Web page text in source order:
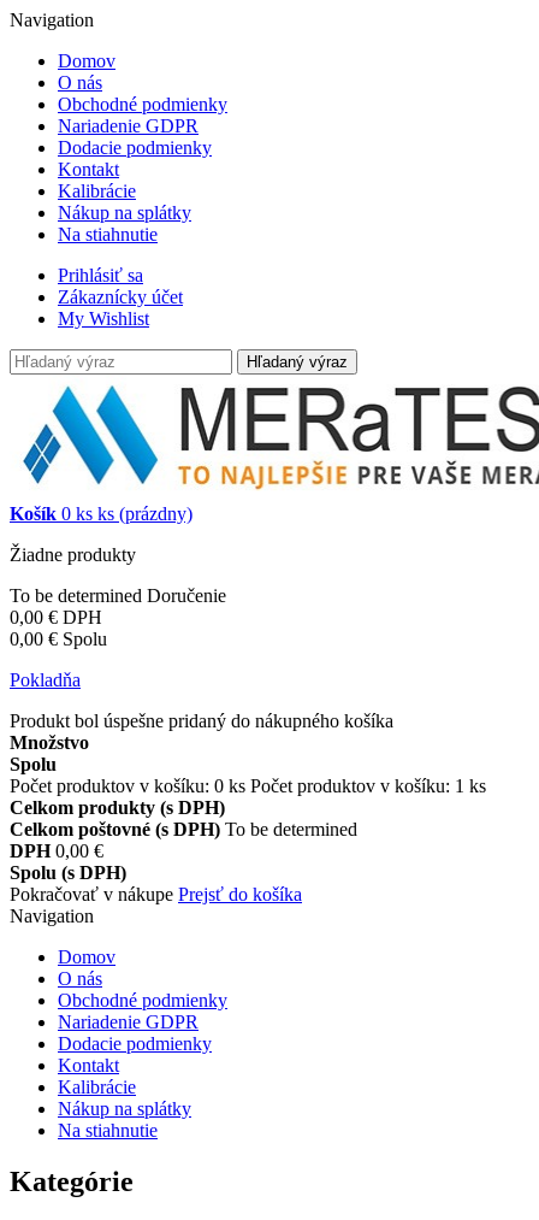
Navigation
Domov
O nás
Obchodné podmienky
Nariadenie GDPR
Dodacie podmienky
Kontakt
Kalibrácie
Nákup na splátky
Na stiahnutie
Prihlásiť sa
Zákaznícky účet
My Wishlist
Hľadaný výraz
Košík 0 ks ks (prázdny)
Žiadne produkty
To be determined Doručenie
0,00 € DPH
0,00 € Spolu
Pokladňa
Produkt bol úspešne pridaný do nákupného košíka
Množstvo
Spolu
Počet produktov v košíku: 0 ks Počet produktov v košíku: 1 ks
Celkom produkty (s DPH)
Celkom poštovné (s DPH) To be determined
DPH 0,00 €
Spolu (s DPH)
Pokračovať v nákupe Prejsť do košíka
Navigation
Domov
O nás
Obchodné podmienky
Nariadenie GDPR
Dodacie podmienky
Kontakt
Kalibrácie
Nákup na splátky
Na stiahnutie
Kategórie